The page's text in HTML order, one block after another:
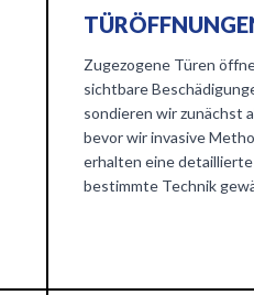
Zugezogene Türen
sichtbare
sondieren wir zunächst
bevor wir invasive
erhalten eine
bestimmte Technik